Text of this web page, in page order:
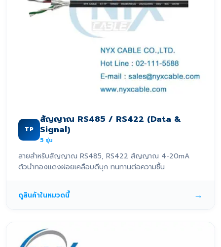
TP
สัญญาณ RS485 / RS422 (Data &
Signal)
5 รุ่น
สายสำหรับสัญญาณ RS485, RS422 สัญญาณ 4-20mA
ตัวนำทองแดงฝอยเคลือบดีบุก ทนทานต่อความชื้น
ดูสินค้าในหมวดนี้ →